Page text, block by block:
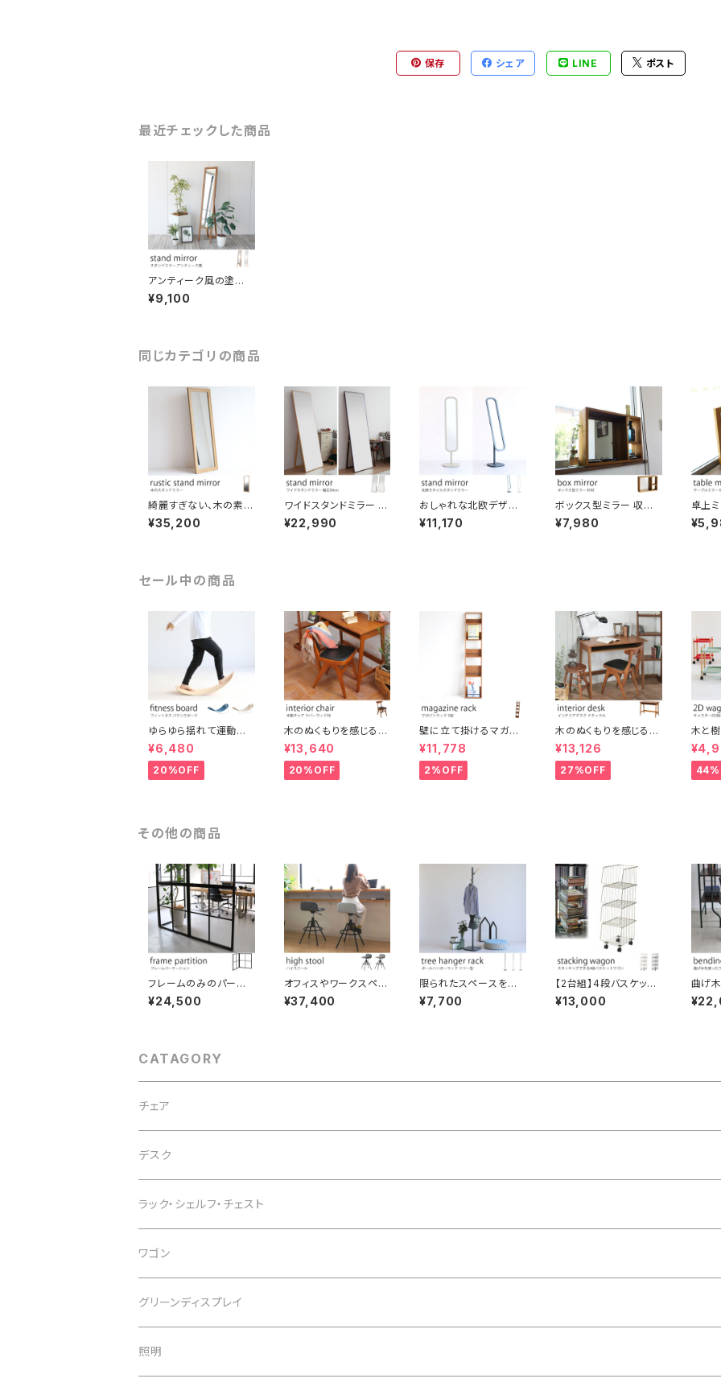
保存 シェア LINE ポスト
最近チェックした商品
アンティーク風の塗装
を施したスタンドミラー
スリムタイプ 幅28×高
¥9,100
同じカテゴリの商品
綺麗すぎない、木の素材
感を活かしたスタンドミ
ラー 大型 高さ170cm
おしゃれ ファッション コ
ーディネート インテリア
ガ ジム 美容院 アパレ
ル 店舗什器
¥35,200
ワイドスタンドミラー 幅
広タイプ 全身コーディ
ネートはこれ一台で。 細
¥22,990
おしゃれな北欧デザイ
ンのスタンドミラー 全
身鏡 姿見 ダークブラウ
¥11,170
ボックス型ミラー 収納
スペース付き 杉材 木製
鏡 BOX型 卓上ミラー
¥7,980
卓上
付き
も置
セール中の商品
ゆらゆら揺れて運動不
足解消! 大人からこども
までスキマ時間に楽し
める木製フィットネスボ
ード バランスボード ヨ
ススペース 運動 美容
保育 体育
¥6,480
20%OFF
木のぬくもりを感じるレ
トロ調コンパクトチェア
ブラウン ウッドチェア ア
ンティーク調 シンプル
ナチュラル シャビー お
¥13,640
20%OFF
壁に立て掛けるマガジ
ンラック 5段 木製 ディ
スプレイラック パンフレ
ットスタンド
¥11,778
2%OFF
木のぬくもりを感じるイ
ンテリアデスク オーク
材使用 ブラウン ナチュ
ラルスタイル ヴィンテー
ジ風 レトロ カントリー
¥13,126
27%OFF
木と
がお
スッ
ー付
的 サ
その他の商品
フレームのみのパーテ
ーション ブラックスチー
ル おしゃれな間仕切り
食店 カフェ レストラン
¥24,500
オフィスやワークスペー
スをおしゃれな空間に
するファブリック生地の
ユース バーカウンター
¥37,400
限られたスペースを有
効活用。 省スペース設
計のおしゃれなハンガ
¥7,700
【2台組】4段バスケット
ワゴン 商品陳列や『見
せる収納』に。スタッキン
¥13,000
曲げ
組み
ェア
CATAGORY
チェア
オフィスチェア
インテリアチェア
カウンターチェア
スツール
デスク
デスク
スタンディングデスク
デスクワゴン
デスク周辺用品
ラック・シェルフ・チェスト
ワゴン
グリーンディスプレイ
照明